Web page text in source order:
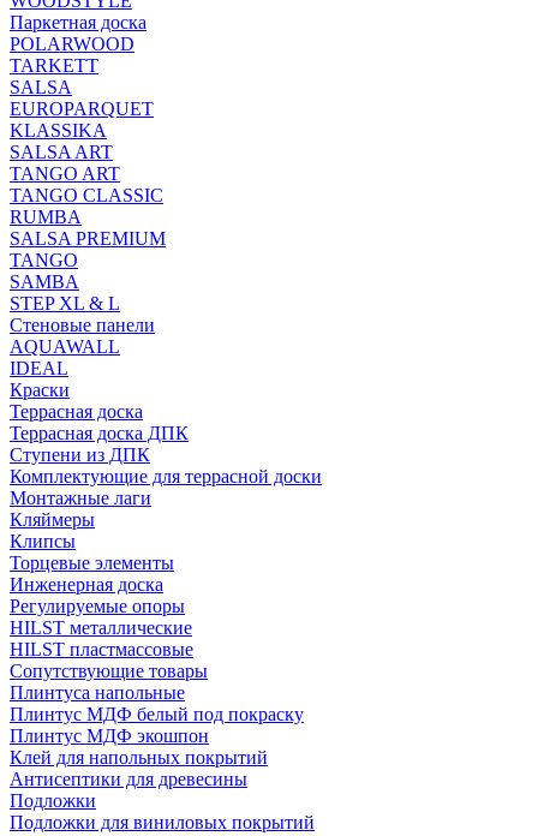
Паркетная доска
POLARWOOD
TARKETT
SALSA
EUROPARQUET
KLASSIKA
SALSA ART
TANGO ART
TANGO CLASSIC
RUMBA
SALSA PREMIUM
TANGO
SAMBA
STEP XL & L
Стеновые панели
AQUAWALL
IDEAL
Краски
Террасная доска
Террасная доска ДПК
Ступени из ДПК
Комплектующие для террасной доски
Монтажные лаги
Кляймеры
Клипсы
Торцевые элементы
Инженерная доска
Регулируемые опоры
HILST металлические
HILST пластмассовые
Сопутствующие товары
Плинтуса напольные
Плинтус МДФ белый под покраску
Плинтус МДФ экошпон
Клей для напольных покрытий
Антисептики для древесины
Подложки
Подложки для виниловых покрытий